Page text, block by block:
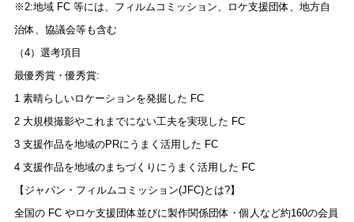
※2:地域 FC 等には、フィルムコミッション、ロケ支援団体、地方自
治体、協議会等も含む
（4）選考項目
最優秀賞・優秀賞:
1 素晴らしいロケーションを発掘した FC
2 大規模撮影やこれまでにない工夫を実現した FC
3 支援作品を地域のPRにうまく活用した FC
4 支援作品を地域のまちづくりにうまく活用した FC
【ジャパン・フィルムコミッション(JFC)とは?】
全国の FC やロケ支援団体並びに製作関係団体・個人など約160の会員